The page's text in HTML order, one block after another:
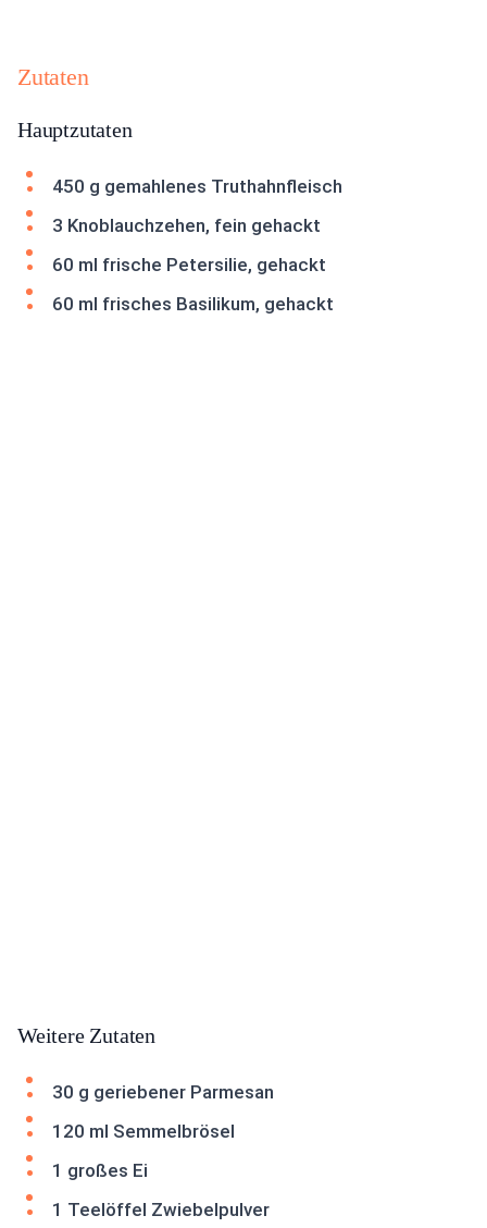
Zutaten
Hauptzutaten
450 g gemahlenes Truthahnfleisch
3 Knoblauchzehen, fein gehackt
60 ml frische Petersilie, gehackt
60 ml frisches Basilikum, gehackt
Weitere Zutaten
30 g geriebener Parmesan
120 ml Semmelbrösel
1 großes Ei
1 Teelöffel Zwiebelpulver